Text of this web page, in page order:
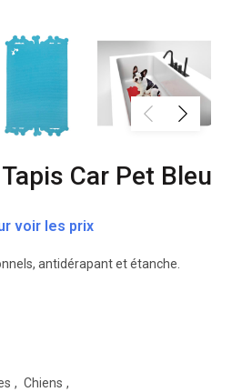
Car Pet Bleu
voir les prix
antidérapant et étanche.
, Chiens ,